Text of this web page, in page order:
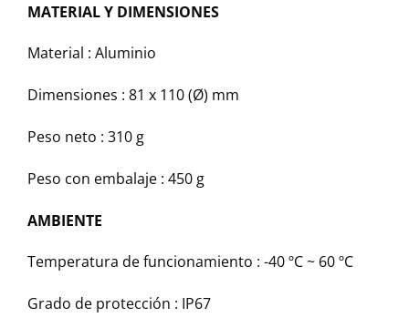
MATERIAL Y DIMENSIONES
Material : Aluminio
Dimensiones : 81 x 110 (Ø) mm
Peso neto : 310 g
Peso con embalaje : 450 g
AMBIENTE
Temperatura de funcionamiento : -40 ºC ~ 60 ºC
Grado de protección : IP67